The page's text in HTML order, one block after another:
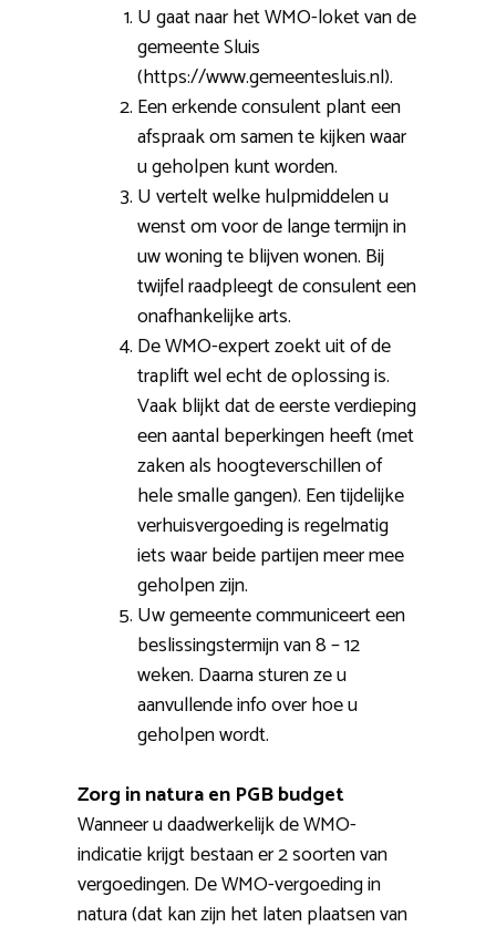
U gaat naar het WMO-loket van de
gemeente Sluis
(https://www.gemeentesluis.nl).
Een erkende consulent plant een
afspraak om samen te kijken waar
u geholpen kunt worden.
U vertelt welke hulpmiddelen u
wenst om voor de lange termijn in
uw woning te blijven wonen. Bij
twijfel raadpleegt de consulent een
onafhankelijke arts.
De WMO-expert zoekt uit of de
traplift wel echt de oplossing is.
Vaak blijkt dat de eerste verdieping
een aantal beperkingen heeft (met
zaken als hoogteverschillen of
hele smalle gangen). Een tijdelijke
verhuisvergoeding is regelmatig
iets waar beide partijen meer mee
geholpen zijn.
Uw gemeente communiceert een
beslissingstermijn van 8 – 12
weken. Daarna sturen ze u
aanvullende info over hoe u
geholpen wordt.
Zorg in natura en PGB budget
Wanneer u daadwerkelijk de WMO-
indicatie krijgt bestaan er 2 soorten van
vergoedingen. De WMO-vergoeding in
natura (dat kan zijn het laten plaatsen van